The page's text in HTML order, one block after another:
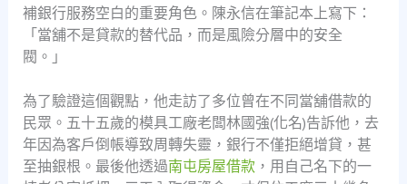
補銀行服務空白的重要角色。陳永信在筆記本上寫下：
「當舖不是貸款的替代品，而是風險分層中的安全
閥。」
為了驗證這個觀點，他走訪了多位曾在不同當舖借款的
民眾。五十五歲的模具工廠老闆林國強(化名)告訴他，去
年因為客戶倒帳導致周轉失靈，銀行不僅拒絕增貸，甚
至抽銀根。最後他透過南屯房屋借款，用自己名下的一